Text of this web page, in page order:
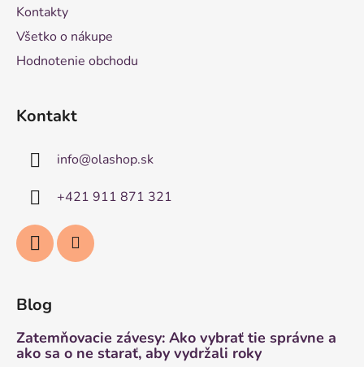
Kontakty
Všetko o nákupe
Hodnotenie obchodu
Kontakt
info@olashop.sk
+421 911 871 321
Blog
Zatemňovacie závesy: Ako vybrať tie správne a
ako sa o ne starať, aby vydržali roky